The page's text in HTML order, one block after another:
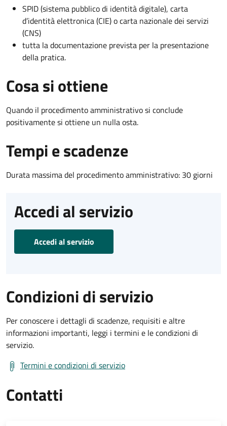
SPID (sistema pubblico di identità digitale), carta
d’identità elettronica (CIE) o carta nazionale dei servizi
(CNS)
tutta la documentazione prevista per la presentazione
della pratica.
Cosa si ottiene
Quando il procedimento amministrativo si conclude
positivamente si ottiene un nulla osta.
Tempi e scadenze
Durata massima del procedimento amministrativo: 30 giorni
Accedi al servizio
Accedi al servizio
Condizioni di servizio
Per conoscere i dettagli di scadenze, requisiti e altre
informazioni importanti, leggi i termini e le condizioni di
servizio.
Termini e condizioni di servizio
Contatti